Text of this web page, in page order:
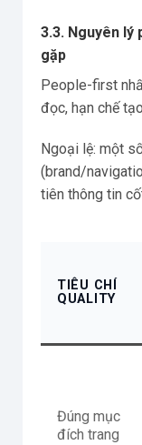
3.3. Nguyên
gặp
People-first
đọc, hạn chế
Ngoại lệ: một
(brand/
tiên thông tin
TIÊU CHÍ
QUALITY
Đúng mục
đích trang